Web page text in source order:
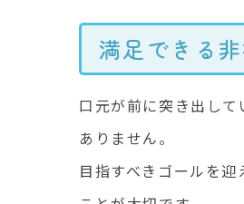
満足できる
口元が前に突き出し
ありません。
目指すべきゴールを